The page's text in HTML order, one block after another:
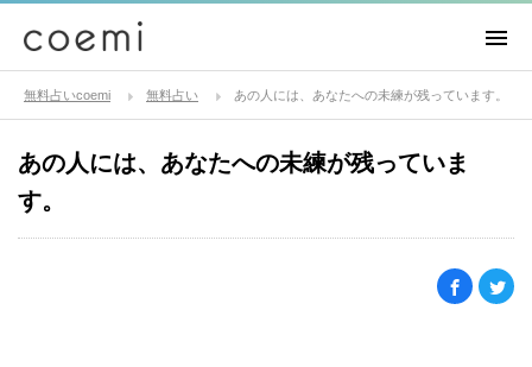
無料占いcoemi 無料占い あの人には、あなたへの未練が残っています。
あの人には、あなたへの未練が残っていま
す。